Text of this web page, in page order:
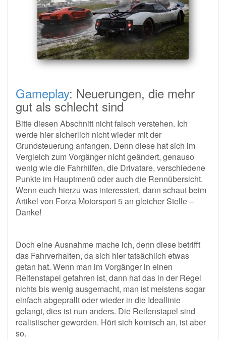
Gameplay: Neuerungen, die mehr
gut als schlecht sind
Bitte diesen Abschnitt nicht falsch verstehen. Ich
werde hier sicherlich nicht wieder mit der
Grundsteuerung anfangen. Denn diese hat sich im
Vergleich zum Vorgänger nicht geändert, genauso
wenig wie die Fahrhilfen, die Drivatare, verschiedene
Punkte im Hauptmenü oder auch die Rennübersicht.
Wenn euch hierzu was interessiert, dann schaut beim
Artikel von Forza Motorsport 5 an gleicher Stelle –
Danke!
Doch eine Ausnahme mache ich, denn diese betrifft
das Fahrverhalten, da sich hier tatsächlich etwas
getan hat. Wenn man im Vorgänger in einen
Reifenstapel gefahren ist, dann hat das in der Regel
nichts bis wenig ausgemacht, man ist meistens sogar
einfach abgeprallt oder wieder in die Ideallinie
gelangt, dies ist nun anders. Die Reifenstapel sind
realistischer geworden. Hört sich komisch an, ist aber
so.